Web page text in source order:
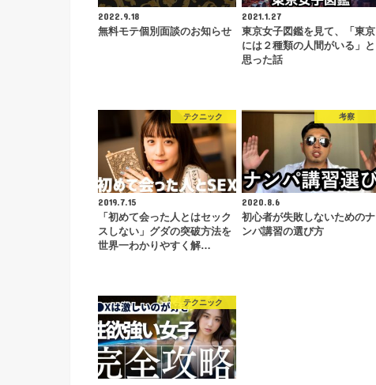
2022.9.18
無料モテ個別面談のお知らせ
2021.1.27
東京女子図鑑を見て、「東京
には２種類の人間がいる」と
思った話
テクニック
2019.7.15
「初めて会った人とはセック
スしない」グダの突破方法を
世界一わかりやすく解…
考察
2020.8.6
初心者が失敗しないためのナ
ンパ講習の選び方
テクニック